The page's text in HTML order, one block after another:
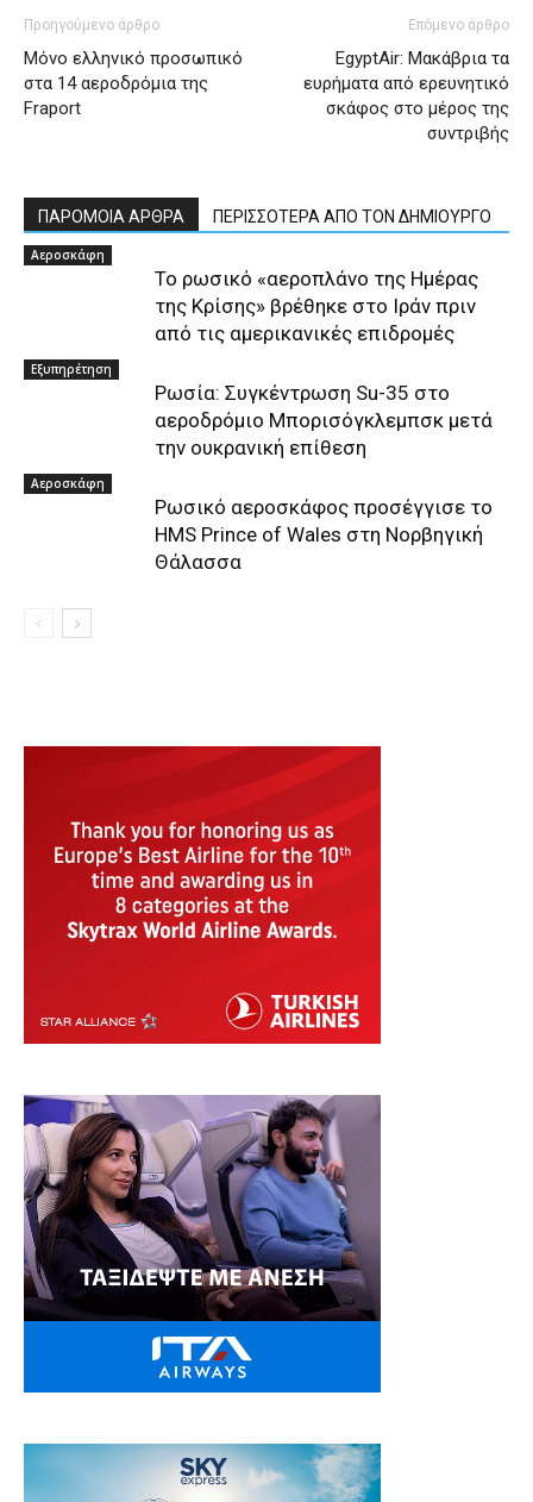
Προηγούμενο άρθρο
Μόνο ελληνικό προσωπικό
στα 14 αεροδρόμια της
Fraport
Επόμενο άρθρο
EgyptAir: Μακάβρια τα
ευρήματα από ερευνητικό
σκάφος στο μέρος της
συντριβής
ΠΑΡΟΜΟΙΑ ΑΡΘΡΑ ΠΕΡΙΣΣΟΤΕΡΑ ΑΠΟ ΤΟΝ ΔΗΜΙΟΥΡΓΟ
Αεροσκάφη
Το ρωσικό «αεροπλάνο της Ημέρας
της Κρίσης» βρέθηκε στο Ιράν πριν
από τις αμερικανικές επιδρομές
Εξυπηρέτηση
Ρωσία: Συγκέντρωση Su-35 στο
αεροδρόμιο Μπορισόγκλεμπσκ μετά
την ουκρανική επίθεση
Αεροσκάφη
Ρωσικό αεροσκάφος προσέγγισε το
HMS Prince of Wales στη Νορβηγική
Θάλασσα